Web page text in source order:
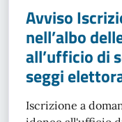
Avviso
nell’albo
all’ufficio di
seggi
Iscrizione a